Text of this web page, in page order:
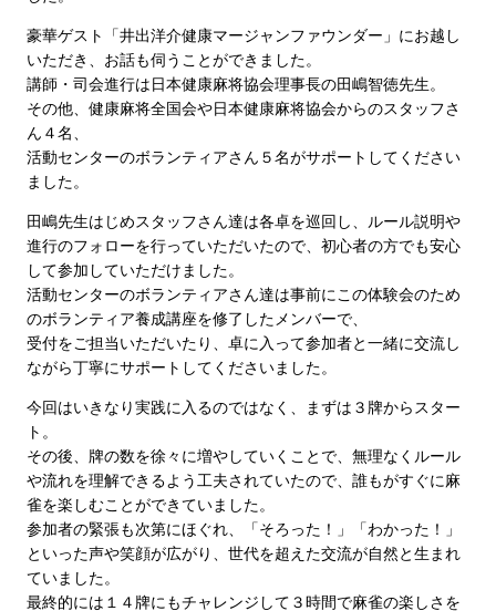
豪華ゲスト「井出洋介健康マージャンファウンダー」にお越し
いただき、お話も伺うことができました。
講師・司会進行は日本健康麻将協会理事長の田嶋智徳先生。
その他、健康麻将全国会や日本健康麻将協会からのスタッフさ
ん４名、
活動センターのボランティアさん５名がサポートしてください
ました。
田嶋先生はじめスタッフさん達は各卓を巡回し、ルール説明や
進行のフォローを行っていただいたので、初心者の方でも安心
して参加していただけました。
活動センターのボランティアさん達は事前にこの体験会のため
のボランティア養成講座を修了したメンバーで、
受付をご担当いただいたり、卓に入って参加者と一緒に交流し
ながら丁寧にサポートしてくださいました。
今回はいきなり実践に入るのではなく、まずは３牌からスター
ト。
その後、牌の数を徐々に増やしていくことで、無理なくルール
や流れを理解できるよう工夫されていたので、誰もがすぐに麻
雀を楽しむことができていました。
参加者の緊張も次第にほぐれ、「そろった！」「わかった！」
といった声や笑顔が広がり、世代を超えた交流が自然と生まれ
ていました。
最終的には１４牌にもチャレンジして３時間で麻雀の楽しさを